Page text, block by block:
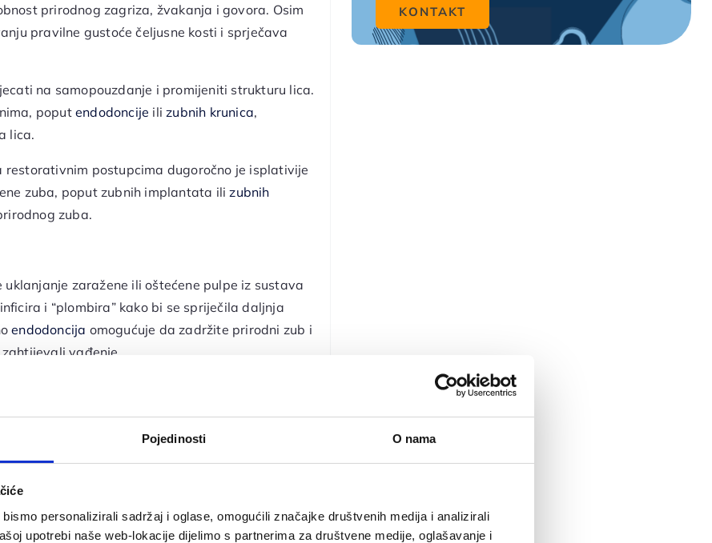
Pojedinosti O nama
personalizirali sadržaj i oglase, omogućili značajke društvenih medija i analizirali
upotrebi naše web-lokacije dijelimo s partnerima za društvene medije, oglašavanje i
prirodnog zagriza, žvakanja i govora. Osim
pravilne gustoće čeljusne kosti i sprječava
na samopouzdanje i promijeniti strukturu lica.
poput endodoncije ilizubnih krunica,
lica.
restorativnim postupcima dugoročno je isplativije
zuba, poput zubnih implantata ilizubnih
zuba.
uklanjanje zaražene ili oštećene pulpe iz sustava
i “plombira” kako bi se spriječila daljnja
endodoncija omogućuje da zadržite prirodni zub i
vađenje.
i estetiku zubu koji je pretrpio značajan karijes,
liječenje zuba s manjim karijesom ili malim
šupljina se puni izdržljivim materijalom,
i funkciju zuba te sprječavaju daljnje
KONTAKT